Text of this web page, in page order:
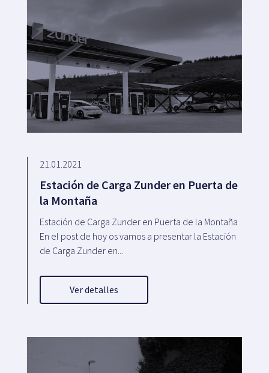
21.01.2021
Estación de Carga Zunder en Puerta de
la Montaña
Estación de Carga Zunder en Puerta de la Montaña
En el post de hoy os vamos a presentar la Estación
de Carga Zunder en...
Ver detalles